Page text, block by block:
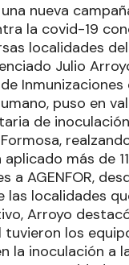
nueva
la covid-19
localidades
Julio
puso en
de
más de
a AGENFOR,
las localidades
Arroyo
tuvieron los
la inoculación a